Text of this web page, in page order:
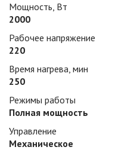
Мощность, Вт
2000
Рабочее напряжение
220
Время нагрева, мин
250
Режимы работы
Полная мощность
Управление
Механическое